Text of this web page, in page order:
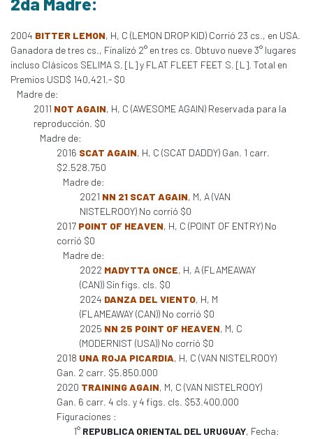
2004 BITTER LEMON, H, C (LEMON DROP KID) Corrió 23 cs., en USA.
Ganadora de tres cs., Finalizó 2° en tres cs. Obtuvo nueve 3° lugares
incluso Clásicos SELIMA S. [L] y FLAT FLEET FEET S. [L]. Total en
Premios USD$ 140,421.- $0
Madre de:
2011 NOT AGAIN, H, C (AWESOME AGAIN) Reservada para la
reproducción. $0
Madre de:
2016 SCAT AGAIN, H, C (SCAT DADDY) Gan. 1 carr.
$2.528.750
Madre de:
2021 NN 21 SCAT AGAIN, M, A (VAN
NISTELROOY) No corrió $0
2017 POINT OF HEAVEN, H, C (POINT OF ENTRY) No
corrió $0
Madre de:
2022 MADYTTA ONCE, H, A (FLAMEAWAY
(CAN)) Sin figs. cls. $0
2024 DANZA DEL VIENTO, H, M
(FLAMEAWAY (CAN)) No corrió $0
2025 NN 25 POINT OF HEAVEN, M, C
(MODERNIST (USA)) No corrió $0
2018 UNA ROJA PICARDIA, H, C (VAN NISTELROOY)
Gan. 2 carr. $5.850.000
2020 TRAINING AGAIN, M, C (VAN NISTELROOY)
Gan. 6 carr. 4 cls. y 4 figs. cls. $53.400.000
Figuraciones :
1° REPUBLICA ORIENTAL DEL URUGUAY, Fecha: